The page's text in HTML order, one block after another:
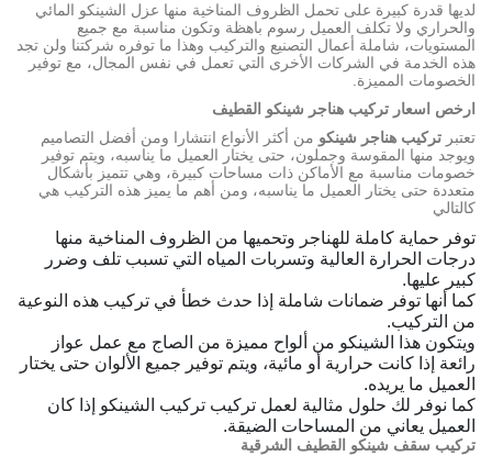
لديها قدرة كبيرة على تحمل الظروف المناخية منها عزل الشينكو المائي
والحراري ولا تكلف العميل رسوم باهظة وتكون مناسبة مع جميع
المستويات، شاملة أعمال التصنيع والتركيب وهذا ما توفره شركتنا ولن تجد
هذه الخدمة في الشركات الأخرى التي تعمل في نفس المجال، مع توفير
الخصومات المميزة.
ارخص اسعار تركيب هناجر شينكو القطيف
تعتبر تركيب هناجر شينكو من أكثر الأنواع انتشارا ومن أفضل التصاميم
ويوجد منها المقوسة وجملون، حتى يختار العميل ما يناسبه، ويتم توفير
خصومات مناسبة مع الأماكن ذات مساحات كبيرة، وهي تتميز بأشكال
متعددة حتى يختار العميل ما يناسبه، ومن أهم ما يميز هذه التركيب هي
كالتالي
توفر حماية كاملة للهناجر وتحميها من الظروف المناخية منها
درجات الحرارة العالية وتسربات المياه التي تسبب تلف وضرر
كبير عليها.
كما أنها توفر ضمانات شاملة إذا حدث خطأ في تركيب هذه النوعية
من التركيب.
ويتكون هذا الشينكو من ألواح مميزة من الصاج مع عمل عواز
رائعة إذا كانت حرارية أو مائية، ويتم توفير جميع الألوان حتى يختار
العميل ما يريده.
كما نوفر لك حلول مثالية لعمل تركيب تركيب الشينكو إذا كان
العميل يعاني من المساحات الضيقة.
تركيب سقف شينكو القطيف الشرقية